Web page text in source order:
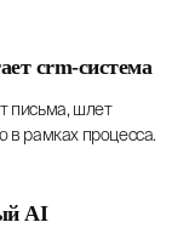
crm-система
письма, шлет
в рамках процесса.
AI